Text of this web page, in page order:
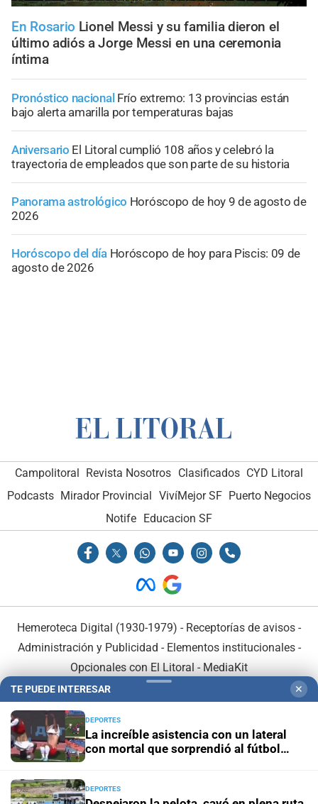
En Rosario Lionel Messi y su familia dieron el
último adiós a Jorge Messi en una ceremonia
íntima
Pronóstico nacional Frío extremo: 13 provincias están
bajo alerta amarilla por temperaturas bajas
Aniversario El Litoral cumplió 108 años y celebró la
trayectoria de empleados que son parte de su historia
Panorama astrológico Horóscopo de hoy 9 de agosto de
2026
Horóscopo del día Horóscopo de hoy para Piscis: 09 de
agosto de 2026
Campolitoral Revista Nosotros Clasificados CYD Litoral
Podcasts Mirador Provincial VivíMejor SF Puerto Negocios
Notife Educacion SF
Hemeroteca Digital (1930-1979) - Receptorías de avisos -
Administración y Publicidad - Elementos institucionales-
Opcionales con El Litoral - MediaKit
En Asociación con:
TE PUEDE INTERESAR ✕
DEPORTES
La increíble asistencia con un lateral
con mortal que sorprendió al fútbol
DEPORTES